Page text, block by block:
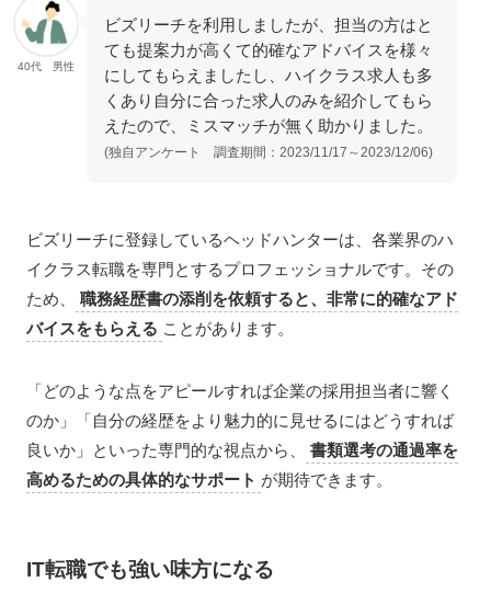
40代 男性
ビズリーチを利用しましたが、担当の方はと
ても提案力が高くて的確なアドバイスを様々
にしてもらえましたし、ハイクラス求人も多
くあり自分に合った求人のみを紹介してもら
えたので、ミスマッチが無く助かりました。
(独自アンケート 調査期間：2023/11/17～2023/12/06)
ビズリーチに登録しているヘッドハンターは、各業界のハ
イクラス転職を専門とするプロフェッショナルです。その
ため、
職務経歴書の添削を依頼すると、非常に的確なアド
バイスをもらえる ことがあります。
「どのような点をアピールすれば企業の採用担当者に響く
のか」「自分の経歴をより魅力的に見せるにはどうすれば
良いか」といった専門的な視点から、
書類選考の通過率を
高めるための具体的なサポート が期待できます。
IT転職でも強い味方になる